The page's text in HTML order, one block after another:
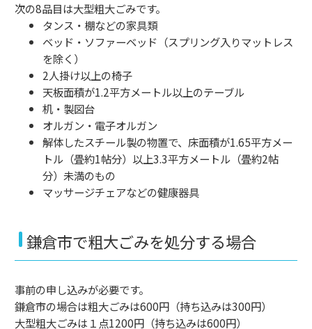
次の8品目は大型粗大ごみです。
タンス・棚などの家具類
ベッド・ソファーベッド（スプリング入りマットレス
を除く）
2人掛け以上の椅子
天板面積が1.2平方メートル以上のテーブル
机・製図台
オルガン・電子オルガン
解体したスチール製の物置で、床面積が1.65平方メー
トル（畳約1帖分）以上3.3平方メートル（畳約2帖
分）未満のもの
マッサージチェアなどの健康器具
鎌倉市で粗大ごみを処分する場合
事前の申し込みが必要です。
鎌倉市の場合は粗大ごみは600円（持ち込みは300円）
大型粗大ごみは１点1200円（持ち込みは600円）